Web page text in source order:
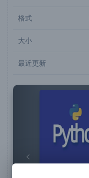
格式
大小
最近更新
Previous